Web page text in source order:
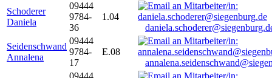
Schoderer
Daniela
09444
9784-
36
1.04
Seidenschwand
Annalena
09444
9784-
17
E.08